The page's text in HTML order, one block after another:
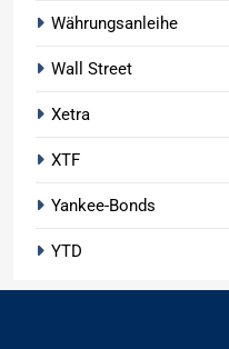
Währungsanleihe
Wall Street
Xetra
XTF
Yankee-Bonds
YTD